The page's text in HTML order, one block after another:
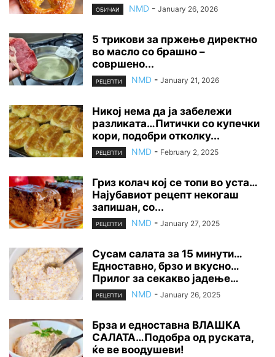
ОБИЧАИ NMD - January 26, 2026
5 трикови за пржење директно
во масло со брашно –
совршено...
РЕЦЕПТИ NMD - January 21, 2026
Никој нема да ја забележи
разликата…Питички со купечки
кори, подобри отколку...
РЕЦЕПТИ NMD - February 2, 2025
Гриз колач кој се топи во уста…
Најубавиот рецепт некогаш
запишан, со...
РЕЦЕПТИ NMD - January 27, 2025
Сусам салата за 15 минути…
Едноставно, брзо и вкусно…
Прилог за секакво јадење…
РЕЦЕПТИ NMD - January 26, 2025
Брза и едноставна ВЛАШКА
САЛАТА…Подобра од руската,
ќе ве воодушеви!